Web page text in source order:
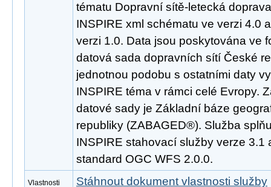
tématu Dopravní sítě-letecká
INSPIRE xml schématu ve verzi 4.0
verzi 1.0. Data jsou poskytována ve
datová sada dopravních sítí České
jednotnou podobu s ostatními daty
INSPIRE téma v rámci celé Evropy.
datové sady je Základní báze
republiky (ZABAGED®). Služba
INSPIRE stahovací služby verze 3.1
standard OGC WFS 2.0.0.
Vlastnosti
Stáhnout dokument vlastnosti služby